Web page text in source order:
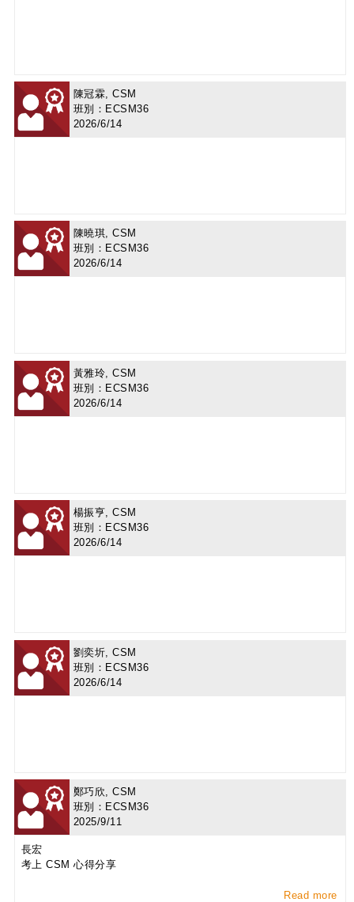
陳冠霖, CSM
班別：ECSM36
2026/6/14
陳曉琪, CSM
班別：ECSM36
2026/6/14
黃雅玲, CSM
班別：ECSM36
2026/6/14
楊振亨, CSM
班別：ECSM36
2026/6/14
劉奕圻, CSM
班別：ECSM36
2026/6/14
鄭巧欣, CSM
班別：ECSM36
2025/9/11
長宏
考上 CSM 心得分享
Read more